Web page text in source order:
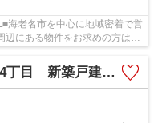
海老名市を中心に地域密着で営
辺にある物件をお求めの方は
全１棟 【仲介手数料無料】